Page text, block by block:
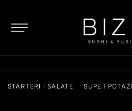
STARTERI I SALATE SUPE I POTAŽI